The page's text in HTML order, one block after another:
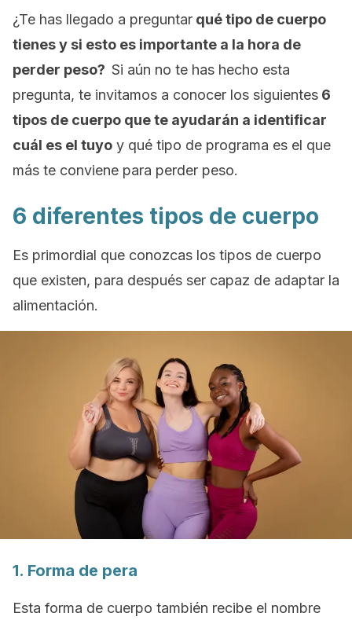
¿Te has llegado a preguntar qué tipo de cuerpo
tienes y si esto es importante a la hora de
perder peso? Si aún no te has hecho esta
pregunta, te invitamos a conocer los siguientes 6
tipos de cuerpo que te ayudarán a identificar
cuál es el tuyo y qué tipo de programa es el que
más te conviene para perder peso.
6 diferentes tipos de cuerpo
Es primordial que conozcas los tipos de cuerpo
que existen, para después ser capaz de adaptar la
alimentación.
1. Forma de pera
Esta forma de cuerpo también recibe el nombre